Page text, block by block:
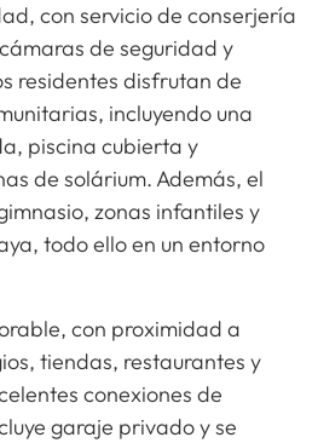
con servicio de conserjería
de seguridad y
residentes disfrutan de
incluyendo una
piscina cubierta y
de solárium. Además, el
zonas infantiles y
todo ello en un entorno
con proximidad a
tiendas, restaurantes y
conexiones de
garaje privado y se